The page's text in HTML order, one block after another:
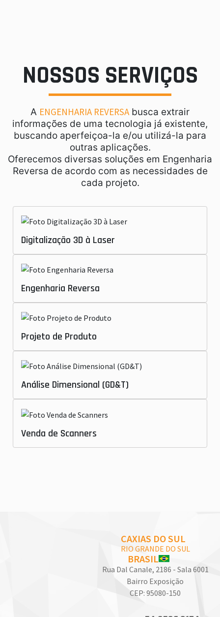
NOSSOS SERVIÇOS
A ENGENHARIA REVERSAbusca extrair
informações de uma tecnologia já existente,
buscando aperfeiçoa-la e/ou utilizá-la para
outras aplicações.
Oferecemos diversas soluções em Engenharia
Reversa de acordo com as necessidades de
cada projeto.
Digitalização 3D à Laser
Engenharia Reversa
Projeto de Produto
Análise Dimensional (GD&T)
Venda de Scanners
CAXIAS DO SUL
RIO GRANDE DO SUL
BRASIL
Rua Dal Canale, 2186 - Sala 6001
Bairro Exposição
CEP: 95080-150